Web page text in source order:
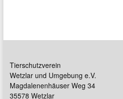
Tierschutzverein
Wetzlar und Umgebung e.V.
Magdalenenhäuser Weg 34
35578 Wetzlar